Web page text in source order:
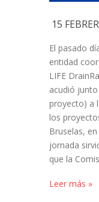
15
El pasado
entidad
LIFE
acudió
proyecto) a
los
Bruselas, en
jornada
que la
Leer más »